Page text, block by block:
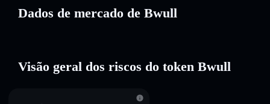
Dados de mercado de Bwull
Visão geral dos riscos do token Bwull